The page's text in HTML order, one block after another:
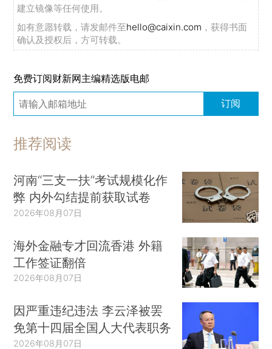
建立镜像等任何使用。
如有意愿转载，请发邮件至hello@caixin.com ，获得书面
确认及授权后，方可转载。
免费订阅财新网主编精选版电邮
订阅
推荐阅读
河南“三支一扶”考试规模化作
弊 内外勾结提前获取试卷
2026年08月07日
海外金融专才回流香港 外籍
工作签证翻倍
2026年08月07日
因严重违纪违法 李云泽被罢
免第十四届全国人大代表职务
2026年08月07日